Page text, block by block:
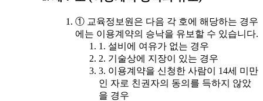
① 교육정보원은 다음 각 호에 해당하는 경우
에는 이용계약의 승낙을 유보할 수 있습니다.
1. 설비에 여유가 없는 경우
2. 기술상에 지장이 있는 경우
3. 이용계약을 신청한 사람이 14세 미만
인 자로 친권자의 동의를 득하지 않았
을 경우